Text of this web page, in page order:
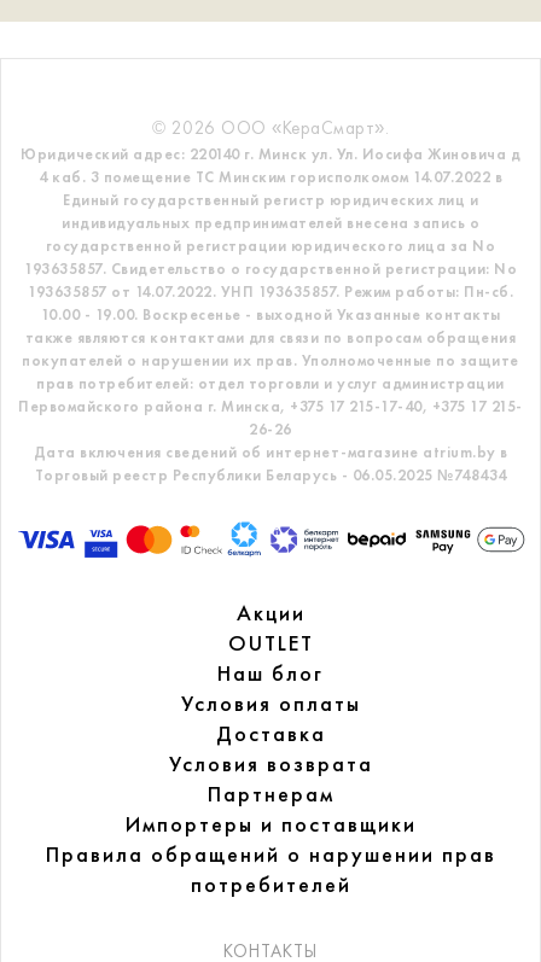
© 2026 ООО «КераСмарт».
Юридический адрес: 220140 г. Минск ул. Ул. Иосифа Жиновича д
4 каб. 3 помещение ТС Минским горисполкомом 14.07.2022 в
Единый государственный регистр юридических лиц и
индивидуальных предпринимателей внесена запись о
государственной регистрации юридического лица за No
193635857. Свидетельство о государственной регистрации: No
193635857 от 14.07.2022. УНП 193635857. Режим работы: Пн-сб.
10.00 - 19.00. Воскресенье - выходной Указанные контакты
также являются контактами для связи по вопросам обращения
покупателей о нарушении их прав. Уполномоченные по защите
прав потребителей: отдел торговли и услуг администрации
Первомайского района г. Минска, +375 17 215-17-40, +375 17 215-
26-26
Дата включения сведений об интернет-магазине atrium.by в
Торговый реестр Республики Беларусь - 06.05.2025 №748434
Акции
OUTLET
Наш блог
Условия оплаты
Доставка
Условия возврата
Партнерам
Импортеры и поставщики
Правила обращений о нарушении прав
потребителей
КОНТАКТЫ